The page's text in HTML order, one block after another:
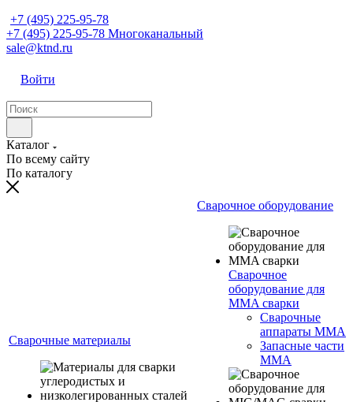
+7 (495) 225-95-78
+7 (495) 225-95-78 Многоканальный
sale@ktnd.ru
Войти
Каталог
По всему сайту
По каталогу
Сварочные материалы
Сварочное оборудование
Сварочное
оборудование для
MMA сварки
Сварочные
аппараты MMA
Запасные части
MMA